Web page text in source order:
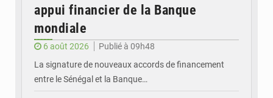
appui financier de la Banque
mondiale
6 août 2026
Publié à 09h48
La signature de nouveaux accords de financement
entre le Sénégal et la Banque…